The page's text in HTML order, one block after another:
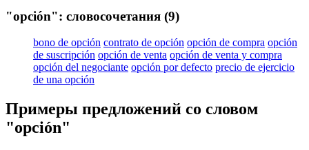
"opción": словосочетания (9)
bono de opción contrato de opción opción de compra opción
de suscripción opción de venta opción de venta y compra
opción del negociante opción por defecto precio de ejercicio
de una opción
Примеры предложений со словом
"opción"